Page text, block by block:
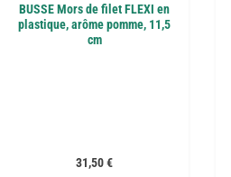
BUSSE Mors de filet FLEXI en
plastique, arôme pomme, 11,5
cm
Prix régulier :
31,50 €